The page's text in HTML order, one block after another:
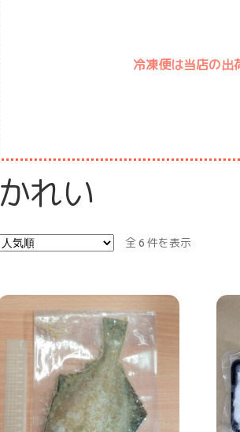
冷凍便は当店の出
かれい
全 6 件を表示